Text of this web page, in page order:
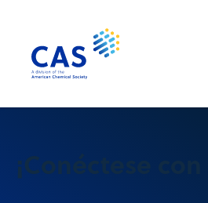
¡Conéctese con